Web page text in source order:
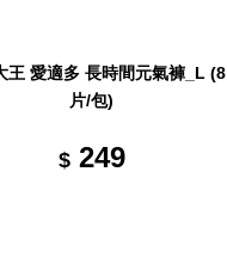
王 愛適多 長時間元氣褲_L (8
片/包)
$249